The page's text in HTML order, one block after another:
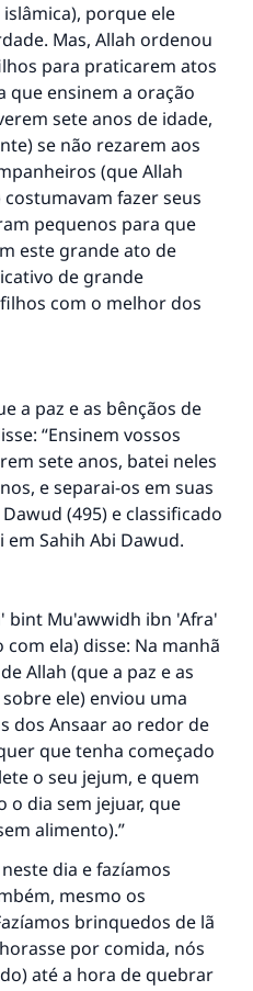
porque ele
Mas, Allah ordenou
para praticarem atos
que ensinem a oração
sete anos de idade,
se não rezarem aos
(que Allah
fazer seus
pequenos para que
este grande ato de
de grande
com o melhor dos
a paz e as bênçãos de
“Ensinem vossos
sete anos, batei neles
e separai-os em suas
(495) e classificado
Sahih Abi Dawud.
bint Mu'awwidh ibn 'Afra'
ela) disse: Na manhã
Allah (que a paz e as
ele) enviou uma
dos Ansaar ao redor de
que tenha começado
o seu jejum, e quem
o dia sem jejuar, que
alimento).”
dia e fazíamos
mesmo os
brinquedos de lã
por comida, nós
até a hora de quebrar